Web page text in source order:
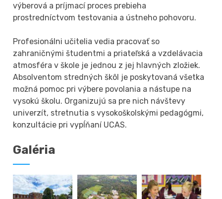
výberová a príjmací proces prebieha
prostredníctvom testovania a ústneho pohovoru.
Profesionálni učitelia vedia pracovať so
zahraničnými študentmi a priateľská a vzdelávacia
atmosféra v škole je jednou z jej hlavných zložiek.
Absolventom stredných škôl je poskytovaná všetka
možná pomoc pri výbere povolania a nástupe na
vysokú školu. Organizujú sa pre nich návštevy
univerzít, stretnutia s vysokoškolskými pedagógmi,
konzultácie pri vypĺňaní UCAS.
Galéria